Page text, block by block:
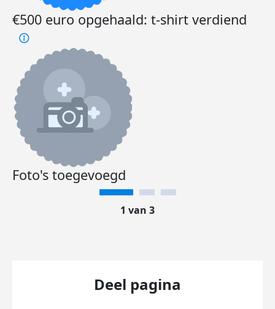
€500 euro opgehaald: t-shirt verdiend
Foto's toegevoegd
1 van 3
Deel pagina